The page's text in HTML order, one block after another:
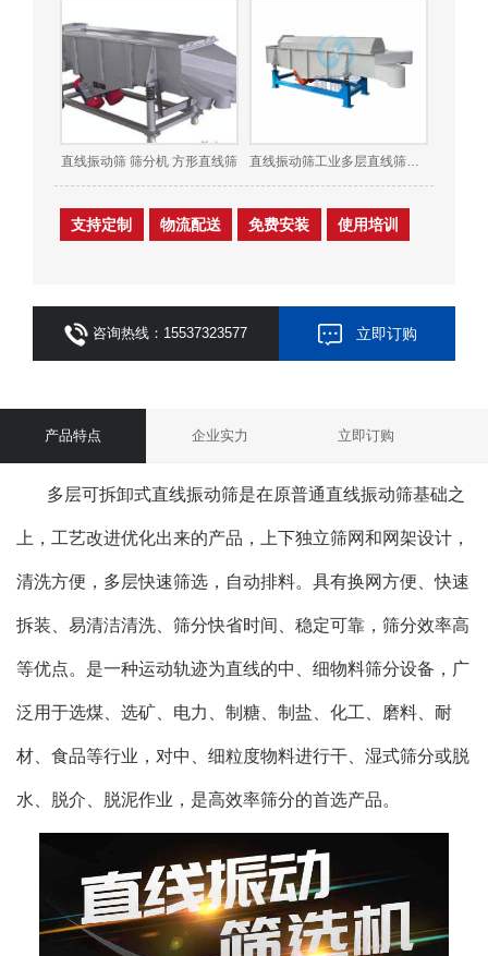
直线振动筛 筛分机 方形直线筛 直线振动筛工业多层直线筛分机化工医药颗粒粉尘原料分级
支持定制 物流配送 免费安装 使用培训
咨询热线：15537323577 立即订购
产品特点 企业实力 立即订购
多层可拆卸式直线振动筛是在原普通直线振动筛基础之
上，工艺改进优化出来的产品，上下独立筛网和网架设计，
清洗方便，多层快速筛选，自动排料。具有换网方便、快速
拆装、易清洁清洗、筛分快省时间、稳定可靠，筛分效率高
等优点。是一种运动轨迹为直线的中、细物料筛分设备，广
泛用于选煤、选矿、电力、制糖、制盐、化工、磨料、耐
材、食品等行业，对中、细粒度物料进行干、湿式筛分或脱
水、脱介、脱泥作业，是高效率筛分的首选产品。